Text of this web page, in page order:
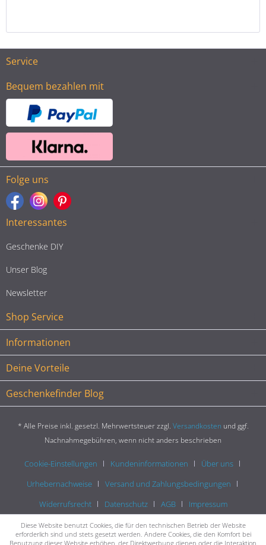
Service
Bequem bezahlen mit
Folge uns
Interessantes
Geschenke DIY
Unser Blog
Newsletter
Shop Service
Informationen
Deine Vorteile
Geschenkefinder Blog
* Alle Preise inkl. gesetzl. Mehrwertsteuer zzgl. Versandkosten und ggf.
Nachnahmegebühren, wenn nicht anders beschrieben
Cookie-Einstellungen Kundeninformationen
Über uns
Urhebernachweise
Versand und Zahlungsbedingungen
Widerrufsrecht
Datenschutz AGB Impressum
Diese Website benutzt Cookies, die für den technischen Betrieb der Website
erforderlich sind und stets gesetzt werden. Andere Cookies, die den Komfort bei
Benutzung dieser Website erhöhen, der Direktwerbung dienen oder die Interaktion